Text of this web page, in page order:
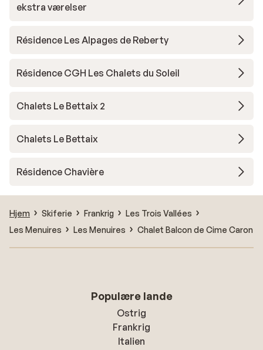
ekstra værelser
Résidence Les Alpages de Reberty
Résidence CGH Les Chalets du Soleil
Chalets Le Bettaix 2
Chalets Le Bettaix
Résidence Chavière
Hjem Skiferie Frankrig
Les Trois Vallées
Les Menuires
Les Menuires Chalet Balcon de Cime Caron
Populære lande
Ostrig
Frankrig
Italien